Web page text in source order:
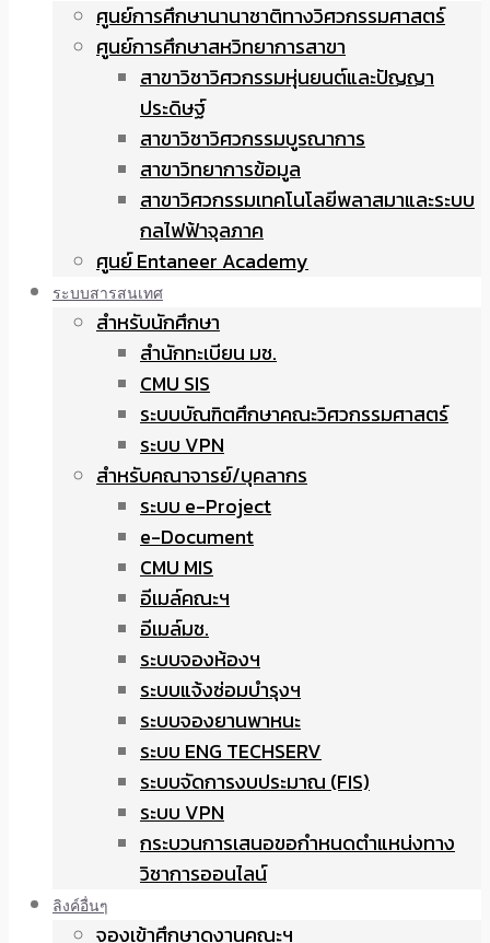
ศูนย์การศึกษานานาชาติทางวิศวกรรมศาสตร์
ศูนย์การศึกษาสหวิทยาการสาขา
สาขาวิชาวิศวกรรมหุ่นยนต์และปัญญา
ประดิษฐ์
สาขาวิชาวิศวกรรมบูรณาการ
สาขาวิทยาการข้อมูล
สาขาวิศวกรรมเทคโนโลยีพลาสมาและระบบ
กลไฟฟ้าจุลภาค
ศูนย์ Entaneer Academy
ระบบสารสนเทศ
สำหรับนักศึกษา
สำนักทะเบียน มช.
CMU SIS
ระบบบัณฑิตศึกษาคณะวิศวกรรมศาสตร์
ระบบ VPN
สำหรับคณาจารย์/บุคลากร
ระบบ e-Project
e-Document
CMU MIS
อีเมล์คณะฯ
อีเมล์มช.
ระบบจองห้องฯ
ระบบแจ้งซ่อมบำรุงฯ
ระบบจองยานพาหนะ
ระบบ ENG TECHSERV
ระบบจัดการงบประมาณ (FIS)
ระบบ VPN
กระบวนการเสนอขอกำหนดตำแหน่งทาง
วิชาการออนไลน์
ลิงค์อื่นๆ
จองเข้าศึกษาดูงานคณะฯ